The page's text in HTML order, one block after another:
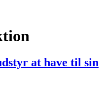
at have til sin